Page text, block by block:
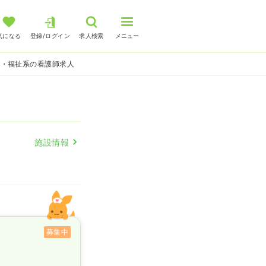
になる 登録/ログイン 求人検索 メニュー
福祉系の看護師求人
施設情報
募集中